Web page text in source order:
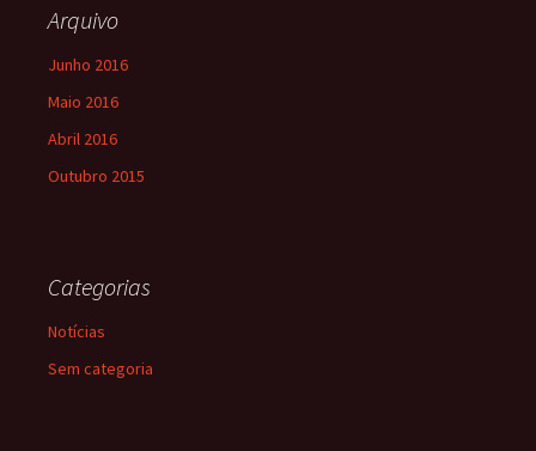
Arquivo
Junho 2016
Maio 2016
Abril 2016
Outubro 2015
Categorias
Notícias
Sem categoria